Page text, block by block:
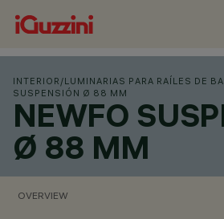
INTERIOR /LUMINARIAS PARA RAÍLES DE
SUSPENSIÓN Ø 88 MM
NEWFO
Ø 88 MM
OVERVIEW